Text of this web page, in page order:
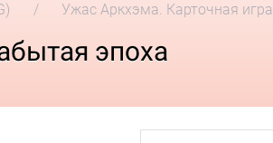
Ужас Аркхэма. Карточная
эпоха